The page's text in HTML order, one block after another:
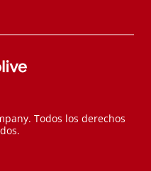
Todos los derechos